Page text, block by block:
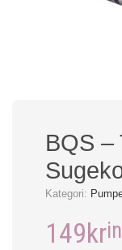
BQS –
Kategori:
149kr